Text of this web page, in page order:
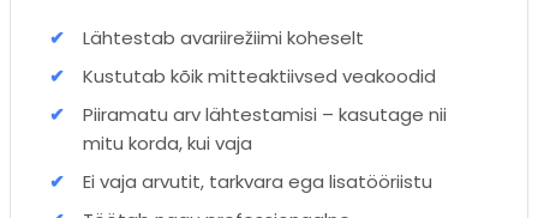
Lähtestab avariirežiimi koheselt
Kustutab kõik mitteaktiivsed veakoodid
Piiramatu arv lähtestamisi – kasutage nii
mitu korda, kui vaja
Ei vaja arvutit, tarkvara ega lisatööriistu